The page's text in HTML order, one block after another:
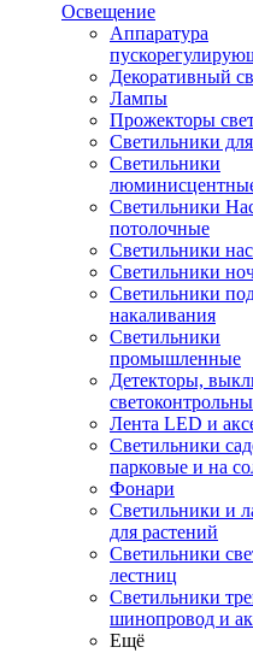
Освещение
Аппаратура
Декоративный
Лампы
Прожекторы
Светильники
Светильники
Светильники
потолочные
Светильники
Светильники
Светильники
накаливания
Светильники
промышленные
Детекторы,
Лента LED и
Светильники
парковые и на
Фонари
Светильники и
для растений
Светильники
лестниц
Светильники
шинопровод и
Ещё